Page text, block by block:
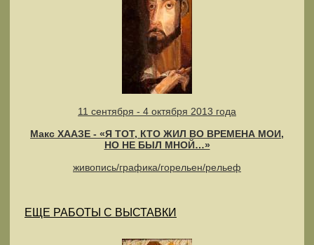
11 сентября - 4 октября 2013 года
Макс ХААЗЕ - «Я ТОТ, КТО ЖИЛ ВО ВРЕМЕНА МОИ,
НО НЕ БЫЛ МНОЙ…»
живопись/графика/горельен/рельеф
ЕЩЕ РАБОТЫ С ВЫСТАВКИ